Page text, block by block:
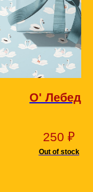
О' Лебеди
250 ₽
Out of stock